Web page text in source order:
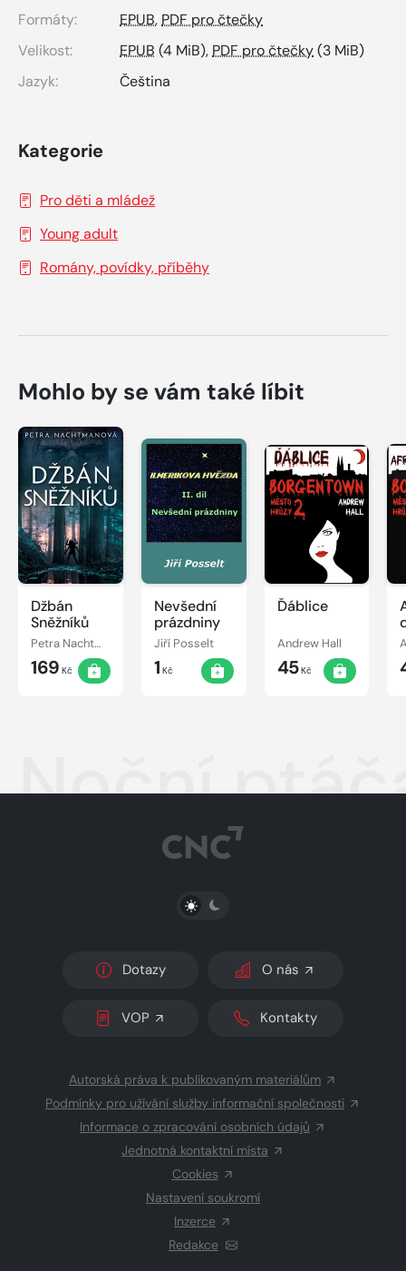
Formáty:
EPUB, PDF pro čtečky
Velikost:
EPUB (4 MiB), PDF pro čtečky(3 MiB)
Jazyk:
Čeština
Kategorie
Pro děti a mládež
Young adult
Romány, povídky, příběhy
Mohlo by se vám také líbit
Džbán
Sněžníků
Petra Nachtmanová
169 Kč
Nevšední
prázdniny
Jiří Posselt
1 Kč
Ďáblice
Andrew Hall
45Kč
Noční
PŘEPNOUT SVĚTLÝ/TMAVÝ REŽIM
Dotazy O nás
VOP Kontakty
Autorská práva k publikovaným materiálům
Podmínky pro užívání služby informační společnosti
Informace o zpracování osobních údajů
Jednotná kontaktní místa
Cookies
Nastavení soukromí
Inzerce
Redakce